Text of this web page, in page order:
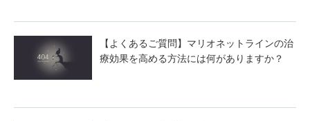
【よくあるご質問】マリオネットラインの治
療効果を高める方法には何がありますか？